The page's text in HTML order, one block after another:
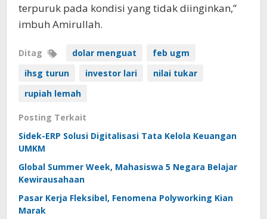
terpuruk pada kondisi yang tidak diinginkan,”
imbuh Amirullah.
Ditag dolar menguat
feb ugm
ihsg turun
investor lari
nilai tukar
rupiah lemah
Posting Terkait
Sidek-ERP Solusi Digitalisasi Tata Kelola Keuangan
UMKM
Global Summer Week, Mahasiswa 5 Negara Belajar
Kewirausahaan
Pasar Kerja Fleksibel, Fenomena Polyworking Kian
Marak